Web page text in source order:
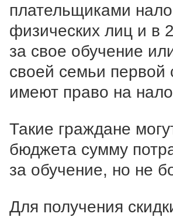
плательщиками
физических лиц и в
за свое обучение
своей семьи первой
имеют право на
Такие граждане
бюджета сумму
за обучение, но не
Для получения